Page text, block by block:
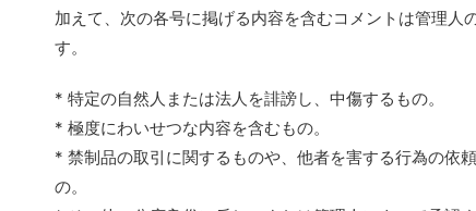
加えて、次の各号に掲げる内容を含むコメントは管理
す。
* 特定の自然人または法人を誹謗し、中傷するもの。
* 極度にわいせつな内容を含むもの。
* 禁制品の取引に関するものや、他者を害する行為の依
の。